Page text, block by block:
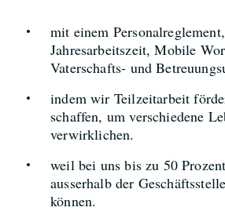
mit einem
Jahresarbeitszeit, Mobile
Vaterschafts- und
indem wir Teilzeitarbeit
schaffen, um verschiedene
verwirklichen.
weil bei uns bis zu 50
ausserhalb der
können.